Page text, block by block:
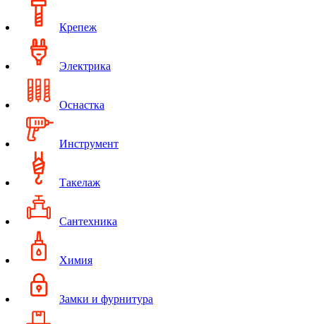
Крепеж
Электрика
Оснастка
Инструмент
Такелаж
Сантехника
Химия
Замки и фурнитура